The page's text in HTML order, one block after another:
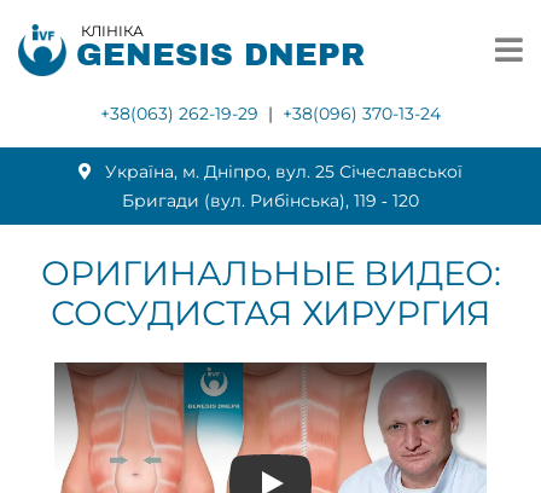
КЛІНІКА
GENESIS DNEPR
+38(063) 262-19-29 | +38(096) 370-13-24
Українa, м. Дніпро, вул. 25 Січеславської
Бригади (вул. Рибінська), 119 ‑ 120
ОРИГИНАЛЬНЫЕ ВИДЕО:
СОСУДИСТАЯ ХИРУРГИЯ